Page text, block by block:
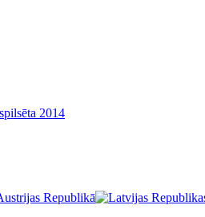
2014